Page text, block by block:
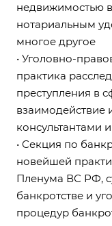
недвижимостью
нотариальным
многое другое
• Уголовно-
практика
преступления в
взаимодействие
консультантами
• Секция по
новейшей
Пленума ВС РФ,
банкротстве и
процедур